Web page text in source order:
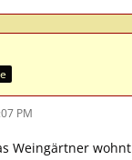
PM
Weingärtner